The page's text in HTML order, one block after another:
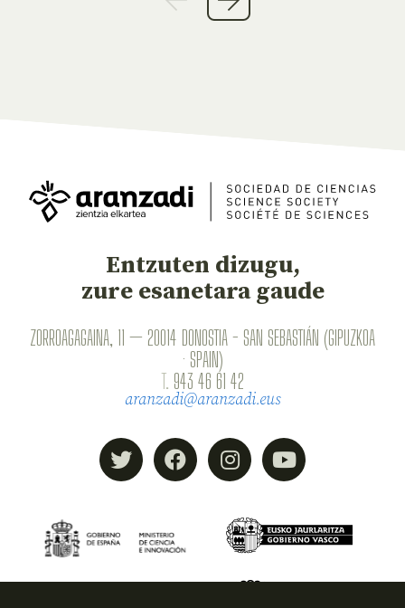
Entzuten dizugu,
zure esanetara gaude
ZORROAGAGAINA, 11 — 20014 DONOSTIA - SAN SEBASTIÁN (GIPUZKOA
· SPAIN)
T. 943 46 61 42
aranzadi@aranzadi.eus